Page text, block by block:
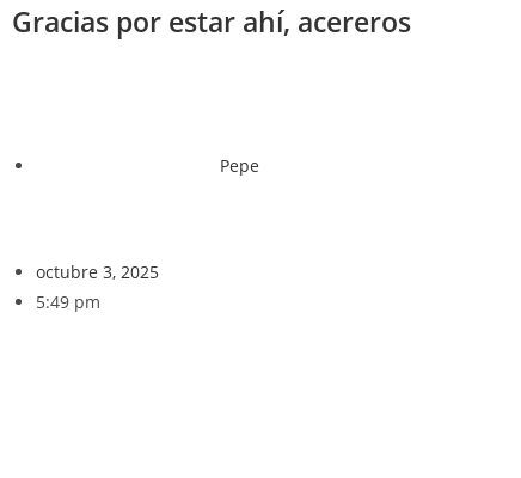
Gracias por estar ahí, acereros
Pepe
octubre 3, 2025
5:49 pm